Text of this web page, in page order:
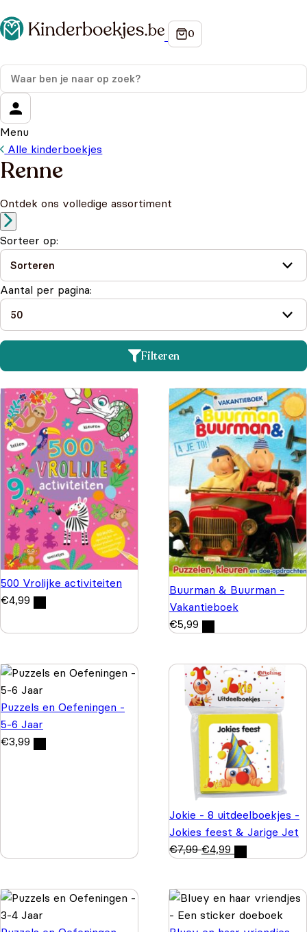
Menu
Alle kinderboekjes
Renne
Ontdek ons volledige assortiment
Sorteer op:
Aantal per pagina:
Filteren
500 Vrolijke activiteiten
€4,99
Buurman & Buurman -
Vakantieboek
€5,99
Puzzels en Oefeningen -
5-6 Jaar
€3,99
Jokie - 8 uitdeelboekjes -
Jokies feest & Jarige Jet
€7,99 €4,99